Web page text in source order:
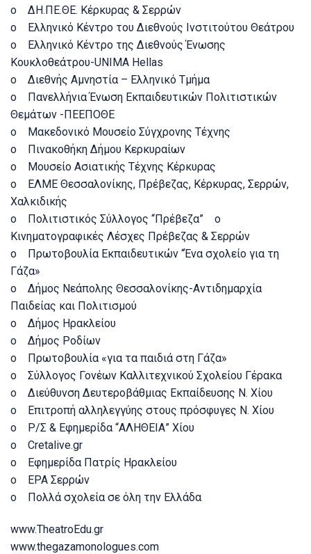
o ΔΗ.ΠΕ.ΘΕ. Κέρκυρας & Σερρών
o Ελληνικό Κέντρο του Διεθνούς Ινστιτούτου Θεάτρου
o Ελληνικό Κέντρο της Διεθνούς Ένωσης
Κουκλοθεάτρου-UNIMA Hellas
o Διεθνής Αμνηστία – Ελληνικό Τμήμα
o Πανελλήνια Ένωση Εκπαιδευτικών Πολιτιστικών
Θεμάτων -ΠΕΕΠΟΘΕ
o Μακεδονικό Μουσείο Σύγχρονης Τέχνης
o Πινακοθήκη Δήμου Κερκυραίων
o Μουσείο Ασιατικής Τέχνης Κέρκυρας
o ΕΛΜΕ Θεσσαλονίκης, Πρέβεζας, Κέρκυρας, Σερρών,
Χαλκιδικής
o Πολιτιστικός Σύλλογος “Πρέβεζα” o
Κινηματογραφικές Λέσχες Πρέβεζας & Σερρών
o Πρωτοβουλία Εκπαιδευτικών “Ένα σχολείο για τη
Γάζα»
o Δήμος Νεάπολης Θεσσαλονίκης-Αντιδημαρχία
Παιδείας και Πολιτισμού
o Δήμος Ηρακλείου
o Δήμος Ροδίων
o Πρωτοβουλία «για τα παιδιά στη Γάζα»
o Σύλλογος Γονέων Καλλιτεχνικού Σχολείου Γέρακα
o Διεύθυνση Δευτεροβάθμιας Εκπαίδευσης Ν. Χίου
o Επιτροπή αλληλεγγύης στους πρόσφυγες Ν. Χίου
o Ρ/Σ & Εφημερίδα “ΑΛΗΘΕΙΑ” Χίου
o Cretalive.gr
o Εφημερίδα Πατρίς Ηρακλείου
o ΕΡΑ Σερρών
o Πολλά σχολεία σε όλη την Ελλάδα
www.TheatroEdu.gr
www.thegazamonologues.com